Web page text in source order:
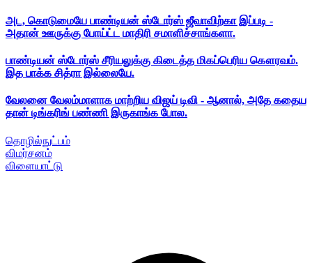
அட, கொடுமையே பாண்டியன் ஸ்டோர்ஸ் ஜீவாவிற்கா இப்படி -
அதான் ஊருக்கு போய்ட்ட மாதிரி சமாளிச்சாங்களா.
பாண்டியன் ஸ்டோர்ஸ் சீரியலுக்கு கிடைத்த மிகப்பெரிய கௌரவம்.
இத பாக்க சித்ரா இல்லையே.
வேலனை வேலம்மாளாக மாற்றிய விஜய் டிவி - ஆனால், அதே கதைய
தான் டிங்கரிங் பண்ணி இருகாங்க போல.
தொழில்நுட்பம்
விமர்சனம்
விளையாட்டு